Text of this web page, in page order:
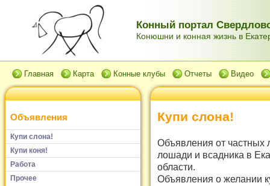
Конный портал
Конюшни и конная жизнь в
Главная Карта Конные клубы Отчеты Видео
Объявления
Купи слона!
Купи коня!
Работа
Прочее
Купи слона!
Объявления от частных
лошади и всадника в
области.
Объявления о желании